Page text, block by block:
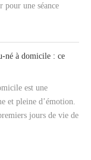
pour une séance
né à domicile : ce
est une
et pleine d’émotion.
jours de vie de